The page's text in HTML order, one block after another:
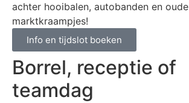
achter hooibalen, autobanden en oude
marktkraampjes!
Info en tijdslot boeken
Borrel, receptie of
teamdag